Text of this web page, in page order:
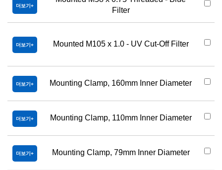
더보기
Filter
더보기 Mounted M105 x 1.0 - UV Cut-Off Filter
더보기 Mounting Clamp, 160mm Inner Diameter
더보기 Mounting Clamp, 110mm Inner Diameter
더보기 Mounting Clamp, 79mm Inner Diameter